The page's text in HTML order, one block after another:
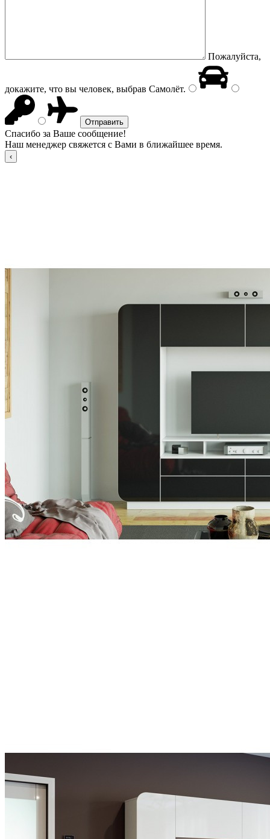
Пожалуйста,
докажите, что вы человек, выбрав Самолёт.
Спасибо за Ваше сообщение!
Наш менеджер свяжется с Вами в ближайшее время.